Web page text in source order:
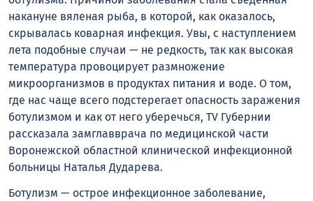
накануне вяленая рыба, в которой, как оказалось,
скрывалась коварная инфекция. Увы, с наступлением
лета подобные случаи — не редкость, так как высокая
температура провоцирует размножение
микроорганизмов в продуктах питания и воде. О том,
где нас чаще всего подстерегает опасность заражения
ботулизмом и как от него уберечься, TV Губернии
рассказала замглавврача по медицинской части
Воронежской областной клинической инфекционной
больницы Наталья Дударева.
Ботулизм — острое инфекционное заболевание,